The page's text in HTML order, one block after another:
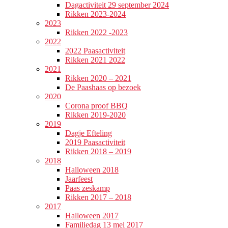
Dagactiviteit 29 september 2024
Rikken 2023-2024
2023
Rikken 2022 -2023
2022
2022 Paasactiviteit
Rikken 2021 2022
2021
Rikken 2020 – 2021
De Paashaas op bezoek
2020
Corona proof BBQ
Rikken 2019-2020
2019
Dagje Efteling
2019 Paasactiviteit
Rikken 2018 – 2019
2018
Halloween 2018
Jaarfeest
Paas zeskamp
Rikken 2017 – 2018
2017
Halloween 2017
Familiedag 13 mei 2017